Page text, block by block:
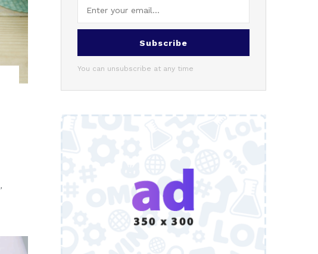
Subscribe
You can unsubscribe at any time